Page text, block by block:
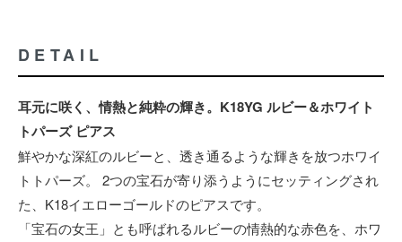
DETAIL
耳元に咲く、情熱と純粋の輝き。K18YG ルビー＆ホワイト
トパーズ ピアス
鮮やかな深紅のルビーと、透き通るような輝きを放つホワイ
トトパーズ。 2つの宝石が寄り添うようにセッティングされ
た、K18イエローゴールドのピアスです。
「宝石の女王」とも呼ばれるルビーの情熱的な赤色を、ホワ